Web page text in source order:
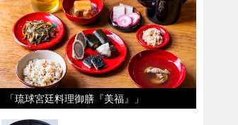
「琉球宮廷料理御膳『美福』」